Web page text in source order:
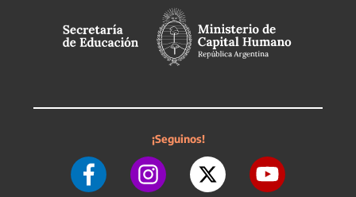
¡Seguinos!